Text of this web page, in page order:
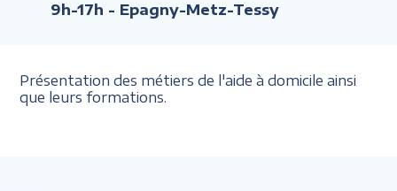
9h-17h - Epagny-Metz-Tessy
Présentation des métiers de l'aide à domicile ainsi
que leurs formations.